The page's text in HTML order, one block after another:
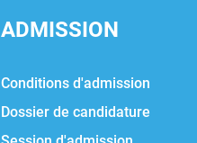
ADMISSION
Conditions d'admission
Dossier de candidature